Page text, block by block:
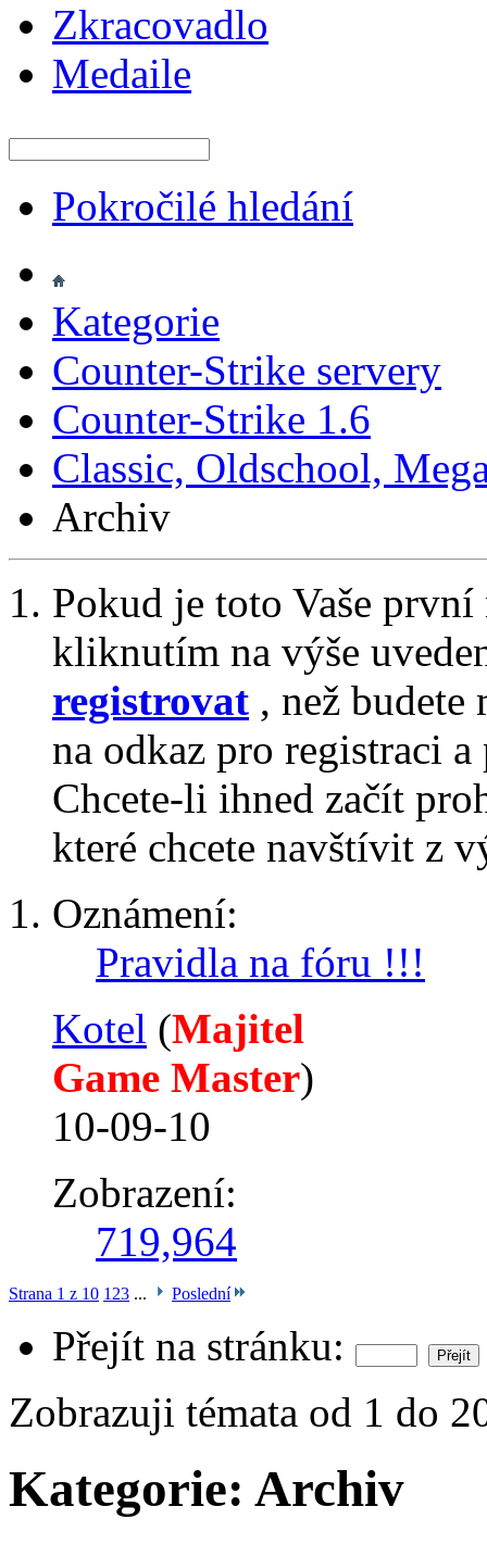
Zkracovadlo
Medaile
Pokročilé hledání
Kategorie
Counter-Strike servery
Counter-Strike 1.6
Classic, Oldschool,
Archiv
Pokud je toto Vaše
kliknutím na výše
registrovat , než
na odkaz pro registraci
Chcete-li ihned začít
které chcete navštívit z
Oznámení:
Pravidla na fóru !!!
Kotel ‎(Majitel
Game Master)
10-09-10
Zobrazení:
719,964
Strana 1 z 10 1 23 ... Poslední
Přejít na stránku:
Zobrazuji témata od 1 do
Kategorie: Archiv